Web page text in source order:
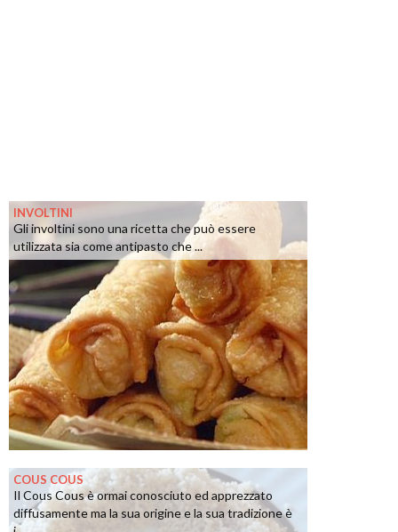
INVOLTINI
Gli involtini sono una ricetta che può essere
utilizzata sia come antipasto che ...
COUS COUS
Il Cous Cous è ormai conosciuto ed apprezzato
diffusamente ma la sua origine e la sua tradizione è